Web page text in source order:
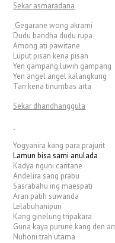
Sekar asmaradana
Gegarane wong akrami
Dudu bandha dudu rupa
Among ati pawitane
Luput pisan kena pisan
Yen gampang luwih gampang
Yen angel angel kalangkung
Tan kena tinumbas arta
Sekar dhandhanggula
Yogyanira kang para prajurit
Lamun bisa sami anulada
Kadya nguni caritane
Andelira sang prabu
Sasrabahu ing maespati
Aran patih suwanda
Lelabuhanipun
Kang ginelung tripakara
Guna kaya purune kang den
Nuhoni trah utama